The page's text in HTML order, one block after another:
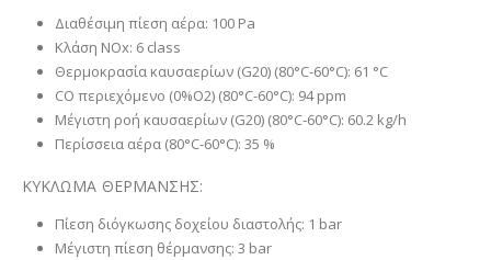
Διαθέσιμη πίεση αέρα: 100 Pa
Κλάση NOx: 6 class
Θερμοκρασία καυσαερίων (G20) (80°C-60°C): 61 °C
CO περιεχόμενο (0%O2) (80°C-60°C): 94 ppm
Μέγιστη ροή καυσαερίων (G20) (80°C-60°C): 60.2 kg/h
Περίσσεια αέρα (80°C-60°C): 35 %
ΚΥΚΛΩΜΑ ΘΕΡΜΑΝΣΗΣ:
Πίεση διόγκωσης δοχείου διαστολής: 1 bar
Μέγιστη πίεση θέρμανσης: 3 bar